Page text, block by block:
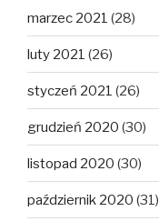
marzec 2021 (28)
luty 2021 (26)
styczeń 2021 (26)
grudzień 2020 (30)
listopad 2020 (30)
październik 2020 (31)